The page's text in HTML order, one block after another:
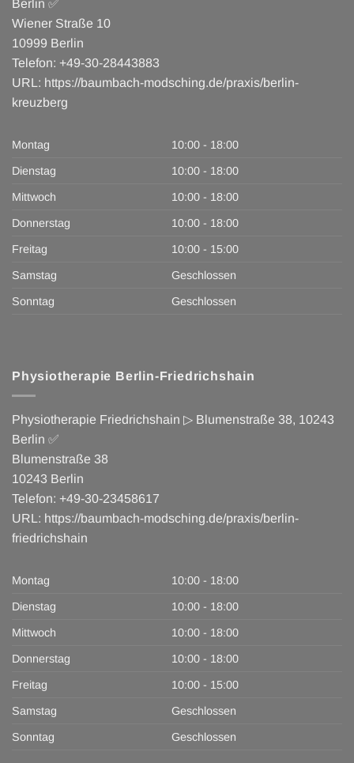
Berlin ✅
Wiener Straße 10
10999 Berlin
Telefon: +49-30-28443883
URL: https://baumbach-modsching.de/praxis/berlin-
kreuzberg
Montag 10:00 - 18:00
Dienstag 10:00 - 18:00
Mittwoch 10:00 - 18:00
Donnerstag 10:00 - 18:00
Freitag 10:00 - 15:00
Samstag Geschlossen
Sonntag Geschlossen
Physiotherapie Berlin-Friedrichshain
Physiotherapie Friedrichshain ▷ Blumenstraße 38, 10243
Berlin ✅
Blumenstraße 38
10243 Berlin
Telefon: +49-30-23458617
URL: https://baumbach-modsching.de/praxis/berlin-
friedrichshain
Montag 10:00 - 18:00
Dienstag 10:00 - 18:00
Mittwoch 10:00 - 18:00
Donnerstag 10:00 - 18:00
Freitag 10:00 - 15:00
Samstag Geschlossen
Sonntag Geschlossen